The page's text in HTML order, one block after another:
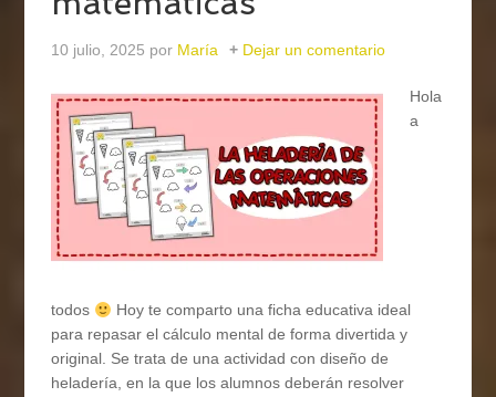
10 julio, 2025 por María Dejar un comentario
Hola
a
todos
Hoy te comparto una ficha educativa ideal
para repasar el cálculo mental de forma divertida y
original. Se trata de una actividad con diseño de
heladería, en la que los alumnos deberán resolver